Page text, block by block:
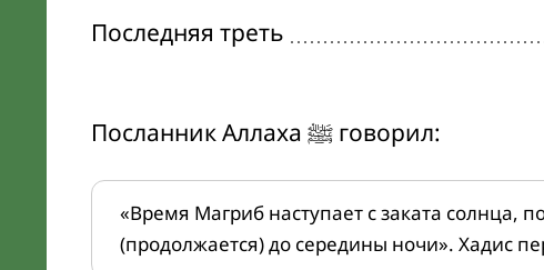
Последняя треть
Посланник Аллаха ﷺ говорил:
«Время Магриб наступает с заката солнца,
(продолжается) до середины ночи». Хадис